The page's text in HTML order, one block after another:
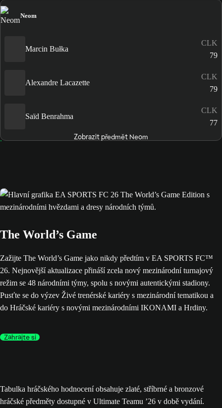
Neom
Marcin Bułka
CLK
79
Alexandre Lacazette
CLK
79
Saïd Benrahma
CLK
77
Zobrazit předmět Neom
The World’s Game
Zažijte The World’s Game jako nikdy předtím v EA SPORTS FC™
26. Nejnovější aktualizace přináší zcela nový mezinárodní turnajový
režim se 48 národními týmy, spolu s novými autentickými stadiony.
Pusťte se do výzev Živé trenérské kariéry s mezinárodní tematikou a
do Hráčské kariéry s novými mezinárodními IKONAMI a Hrdiny.
Zahrajte si
Tabulka hráčského hodnocení obsahuje zlaté, stříbrné a bronzové
hráčské předměty dostupné v Ultimate Teamu ’26 v době vydání.